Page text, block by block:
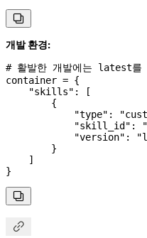

개발 환경:
# 활발한 개발에는 latest를
container = {
    "skills"
: [
        {
            "type"
:
            "skill_id"
:
            "version"
:
        }
    ]
}

